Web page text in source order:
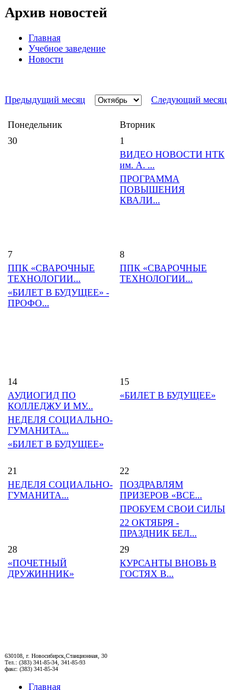
Архив новостей
Главная
Учебное заведение
Новости
Предыдущий месяц
Следующий месяц
Понедельник Вторник
30
1
ВИДЕО НОВОСТИ НТК
им. А. ...
ПРОГРАММА
ПОВЫШЕНИЯ
КВАЛИ...
7
ППК «СВАРОЧНЫЕ
ТЕХНОЛОГИИ...
«БИЛЕТ В БУДУЩЕЕ» -
ПРОФО...
8
ППК «СВАРОЧНЫЕ
ТЕХНОЛОГИИ...
14
АУДИОГИД ПО
КОЛЛЕДЖУ И МУ...
НЕДЕЛЯ СОЦИАЛЬНО-
ГУМАНИТА...
«БИЛЕТ В БУДУЩЕЕ»
15
«БИЛЕТ В БУДУЩЕЕ»
21
НЕДЕЛЯ СОЦИАЛЬНО-
ГУМАНИТА...
22
ПОЗДРАВЛЯМ
ПРИЗЕРОВ «ВСЕ...
ПРОБУЕМ СВОИ СИЛЫ
22 ОКТЯБРЯ -
ПРАЗДНИК БЕЛ...
28
«ПОЧЕТНЫЙ
ДРУЖИННИК»
29
КУРСАНТЫ ВНОВЬ В
ГОСТЯХ В...
630108, г. Новосибирск,Станционная, 30
Тел.: (383) 341-85-34, 341-85-93
факс: (383) 341-85-34
Главная